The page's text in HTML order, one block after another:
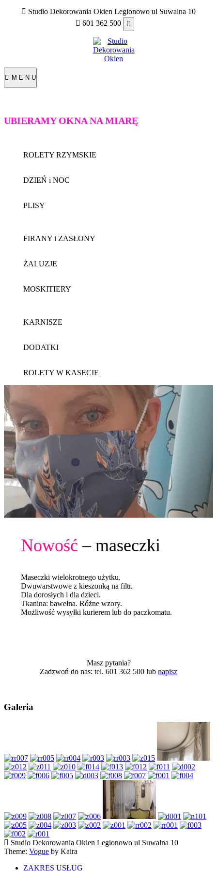
Studio Dekorowania Okien Legionowo ul Suwalna 10
601 362 500
M E N U
UBIERAMY OKNA NA MIARĘ
ROLETY RZYMSKIE
DZIEŃ i NOC
PLISY
FIRANY i ZASŁONY
ŻALUZJE
MOSKITIERY
KARNISZE
DODATKI
ROLETY W KASECIE
Nowość – maseczki
Maseczki wielokrotnego użytku.
Dwuwarstwowe z kieszonką na filtr.
Dla dorosłych i dla dzieci.
Tkanina: bawełna. Różne wzory.
Możliwość wysyłki kurierem lub do paczkomatu.
Masz pytania?
Zadzwoń do nas: tel. 601 362 500 lub napisz
Galeria
Studio Dekorowania Okien Legionowo ul Suwalna 10
Theme: Vogue by Kaira
ZAKRES USŁUG